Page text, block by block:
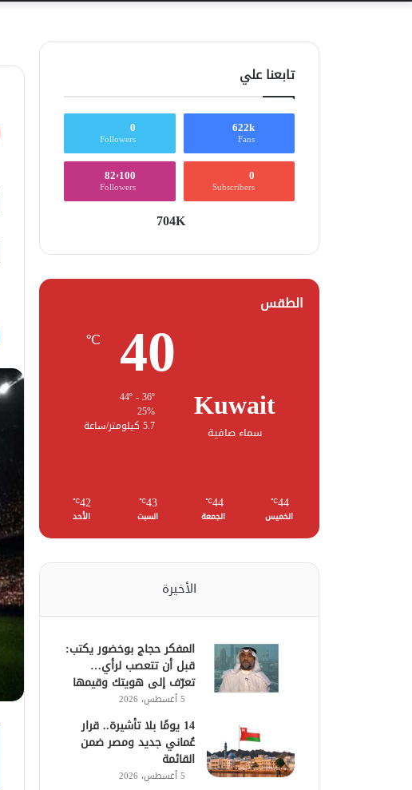
تابعنا علي
622k
Fans
0
Followers
0
Subscribers
82٬100
Followers
704K
الطقس
Kuwait
سماء صافية
40
℃
44º - 36º
25%
5.7 كيلومتر/ساعة
44
℃
الخميس
44
℃
الجمعة
43
℃
السبت
42
℃
الأحد
الأخيرة
المفكر حجاج بوخضور يكتب:
قبل أن تتعصب لرأي…
تعرّف إلى هويتك وقيمها
5 أغسطس، 2026
14 يومًا بلا تأشيرة.. قرار
عُماني جديد ومصر ضمن
القائمة
5 أغسطس، 2026